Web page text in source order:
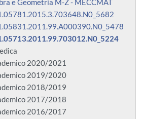
e Geometria M-Z - MECCMAT
2020/2021
2019/2020
2018/2019
2017/2018
2016/2017